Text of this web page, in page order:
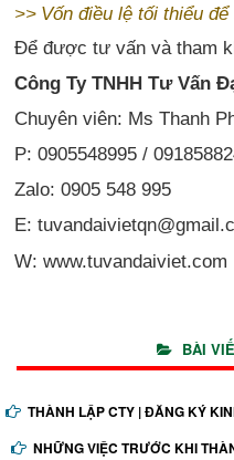
>> Vốn điều lệ tối thiểu
Để được tư vấn và tham
Công Ty TNHH Tư Vấn
Chuyên viên: Ms Thanh
P: 0905548995 /
Zalo: 0905 548 995
E:
W: www.tuvandaiviet.com
BÀI
THÀNH LẬP CTY | ĐĂNG KÝ
NHỮNG VIỆC TRƯỚC KHI